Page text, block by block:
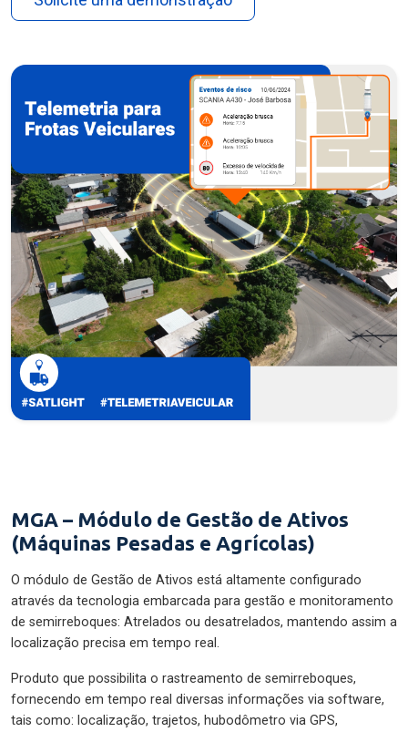
MGA – Módulo de Gestão de Ativos
(Máquinas Pesadas e Agrícolas)
O módulo de Gestão de Ativos está altamente configurado
através da tecnologia embarcada para gestão e monitoramento
de semirreboques: Atrelados ou desatrelados, mantendo assim a
localização precisa em tempo real.
Produto que possibilita o rastreamento de semirreboques,
fornecendo em tempo real diversas informações via software,
tais como: localização, trajetos, hubodômetro via GPS,